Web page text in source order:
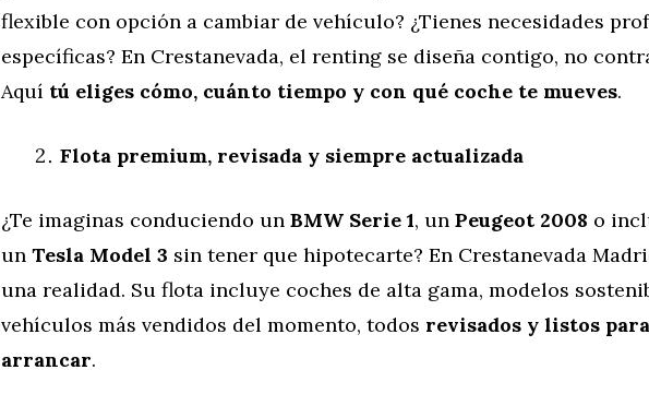
flexible con opción a cambiar de vehículo? ¿Tienes necesidades
específicas? En Crestanevada, el renting se diseña contigo, no
Aquí tú eliges cómo, cuánto tiempo y con qué coche te mueves.
Flota premium, revisada y siempre actualizada
¿Te imaginas conduciendo un BMW Serie 1, un Peugeot 2008 o
un Tesla Model 3 sin tener que hipotecarte? En Crestanevada
una realidad. Su flota incluye coches de alta gama, modelos
vehículos más vendidos del momento, todos revisados y listos para
arrancar.